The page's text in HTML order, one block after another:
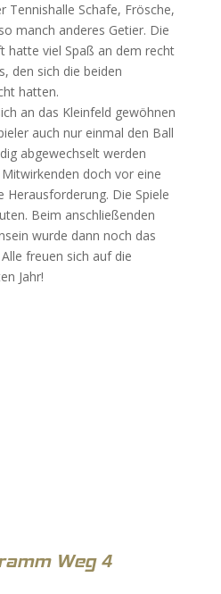
Tennishalle Schafe, Frösche,
manch anderes Getier. Die
hatte viel Spaß an dem recht
den sich die beiden
hatten.
an das Kleinfeld gewöhnen
auch nur einmal den Ball
abgewechselt werden
doch vor eine
Die Spiele
Beim anschließenden
wurde dann noch das
freuen sich auf die
Jahr!
Weg 4